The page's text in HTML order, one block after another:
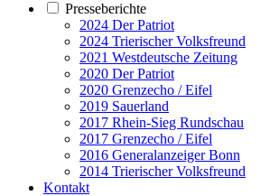
Presseberichte
2024 Der Patriot
2024 Trierischer Volksfreund
2021 Westdeutsche Zeitung
2020 Der Patriot
2020 Grenzecho / Eifel
2019 Sauerland
2017 Rhein-Sieg Rundschau
2017 Grenzecho / Eifel
2016 Generalanzeiger Bonn
2014 Trierischer Volksfreund
Kontakt